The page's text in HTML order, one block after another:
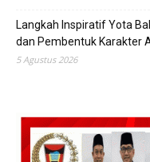
Langkah Inspiratif Yota
dan Pembentuk Karakter
5 Agustus 2026